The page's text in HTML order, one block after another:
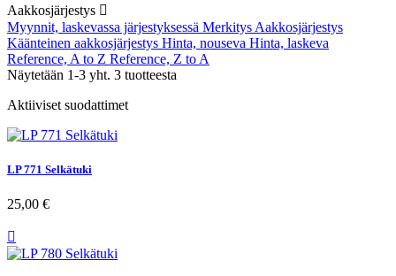
Aakkosjärjestys 
Myynnit, laskevassa järjestyksessä Merkitys Aakkosjärjestys
Käänteinen aakkosjärjestys Hinta, nouseva Hinta, laskeva
Reference, A to Z Reference, Z to A
Näytetään 1-3 yht. 3 tuotteesta
Aktiiviset suodattimet
LP 771 Selkätuki
25,00 €
